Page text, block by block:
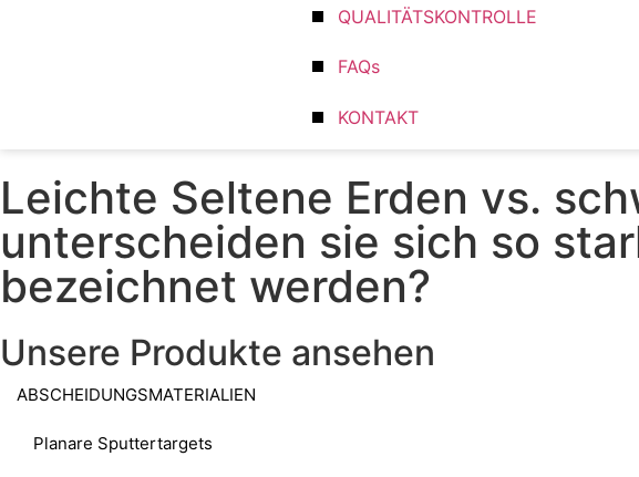
QUALITÄTSKONTROLLE
FAQs
KONTAKT
Leichte Seltene Erden vs.
unterscheiden sie sich so
bezeichnet werden?
Unsere Produkte ansehen
ABSCHEIDUNGSMATERIALIEN
Planare Sputtertargets